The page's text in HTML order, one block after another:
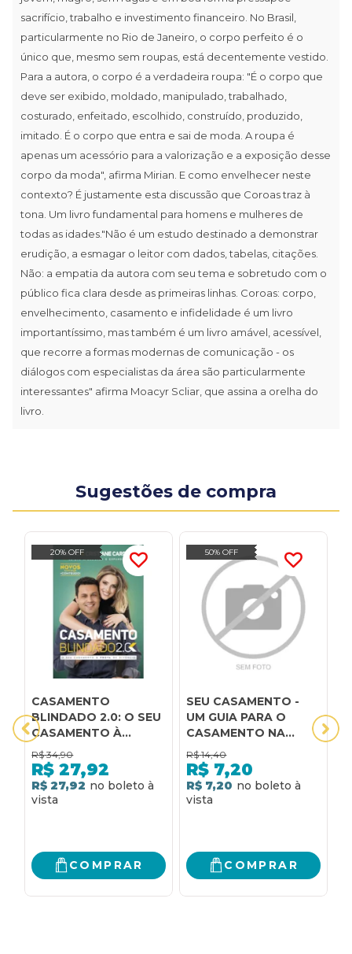
sacrifício, trabalho e investimento financeiro. No Brasil,
particularmente no Rio de Janeiro, o corpo perfeito é o
único que, mesmo sem roupas, está decentemente vestido.
Para a autora, o corpo é a verdadeira roupa: "É o corpo que
deve ser exibido, moldado, manipulado, trabalhado,
costurado, enfeitado, escolhido, construído, produzido,
imitado. É o corpo que entra e sai de moda. A roupa é
apenas um acessório para a valorização e a exposição desse
corpo da moda", afirma Mirian. E como envelhecer neste
contexto? É justamente esta discussão que Coroas traz à
tona. Um livro fundamental para homens e mulheres de
todas as idades."Não é um estudo destinado a demonstrar
erudição, a esmagar o leitor com dados, tabelas, citações.
Não: a empatia da autora com seu tema e sobretudo com o
público fica clara desde as primeiras linhas. Coroas: corpo,
envelhecimento, casamento e infidelidade é um livro
importantíssimo, mas também é um livro amável, acessível,
que recorre a formas modernas de comunicação - os
diálogos com especialistas da área são particularmente
interessantes" afirma Moacyr Scliar, que assina a orelha do
livro.
Sugestões de compra
20% OFF
CASAMENTO
BLINDADO 2.0: O SEU
CASAMENTO À
PROVA DE DIVÓRCIO
R$ 34,90
R$ 27,92
R$ 27,92
COMPRAR
50% OFF
SEU CASAMENTO -
UM GUIA PARA O
CASAMENTO NA
IGREJA CATOLICA
R$ 14,40
R$ 7,20
R$ 7,20
COMPRAR